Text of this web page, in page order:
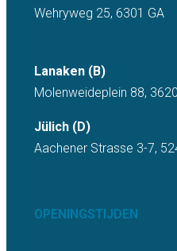
Wehryweg 25, 6301 GA
Lanaken (B)
Molenweideplein 88, 3620
Jülich (D)
Aachener Strasse 3-7,
OPENINGSTIJDEN